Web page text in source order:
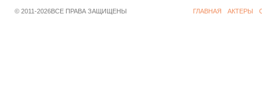
© 2011-2026ВСЕ ПРАВА ЗАЩИЩЕНЫ ГЛАВНАЯ АКТЕРЫ